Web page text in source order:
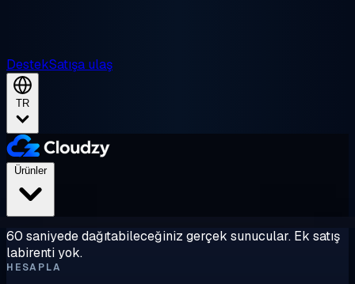
DestekSatışa ulaş
TR
Ürünler
60 saniyede dağıtabileceğiniz gerçek sunucular. Ek satış
labirenti yok.
HESAPLA